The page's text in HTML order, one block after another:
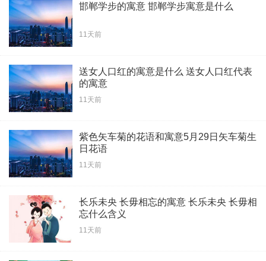
邯郸学步的寓意 邯郸学步寓意是什么
11天前
送女人口红的寓意是什么 送女人口红代表
的寓意
11天前
紫色矢车菊的花语和寓意5月29日矢车菊生
日花语
11天前
长乐未央 长毋相忘的寓意 长乐未央 长毋相
忘什么含义
11天前